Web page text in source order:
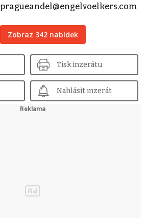
pragueandel@engelvoelkers.com
Zobraz 342 nabídek
Tisk inzerátu
Nahlásit inzerát